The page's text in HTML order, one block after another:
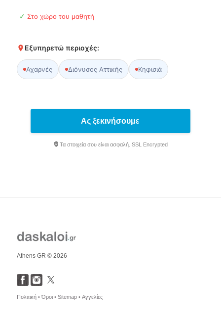
✓ Στο χώρο του μαθητή
Εξυπηρετώ περιοχές:
Αχαρνές Διόνυσος Αττικής Κηφισιά
Ας ξεκινήσουμε
Τα στοιχεία σου είναι ασφαλή. SSL Encrypted
Athens GR © 2026
Πολιτική •Όροι • Sitemap • Αγγελίες